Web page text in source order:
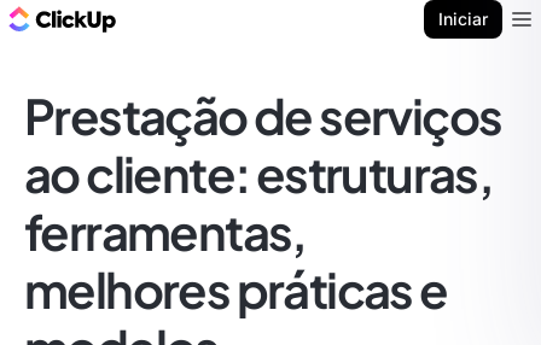
Iniciar
Prestação de serviços
ao cliente: estruturas,
ferramentas,
melhores práticas e